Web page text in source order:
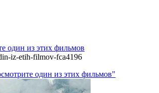
один из этих фильмов
iz-etih-filmov-fca4196
один из этих фильмов"